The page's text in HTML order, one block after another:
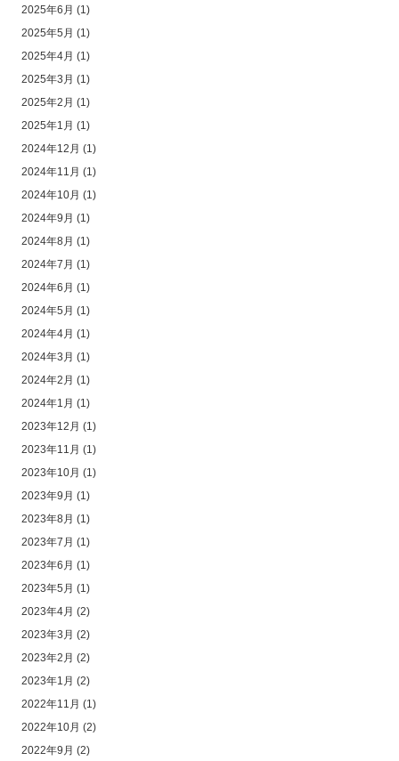
2025年6月 (1)
2025年5月 (1)
2025年4月 (1)
2025年3月 (1)
2025年2月 (1)
2025年1月 (1)
2024年12月 (1)
2024年11月 (1)
2024年10月 (1)
2024年9月 (1)
2024年8月 (1)
2024年7月 (1)
2024年6月 (1)
2024年5月 (1)
2024年4月 (1)
2024年3月 (1)
2024年2月 (1)
2024年1月 (1)
2023年12月 (1)
2023年11月 (1)
2023年10月 (1)
2023年9月 (1)
2023年8月 (1)
2023年7月 (1)
2023年6月 (1)
2023年5月 (1)
2023年4月 (2)
2023年3月 (2)
2023年2月 (2)
2023年1月 (2)
2022年11月 (1)
2022年10月 (2)
2022年9月 (2)